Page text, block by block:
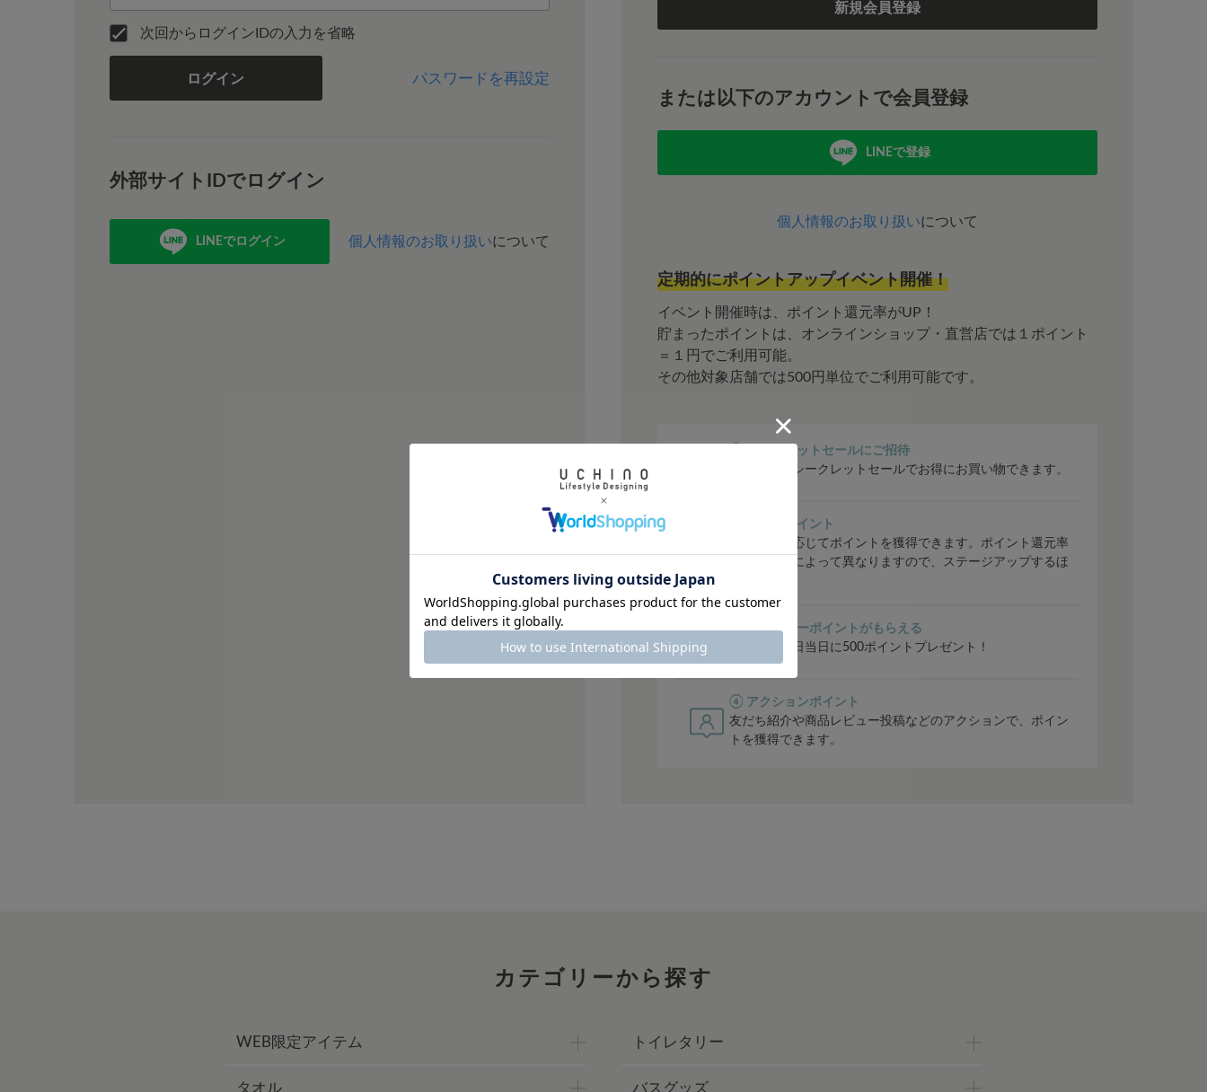
次回からログインIDの入力を省略
ログイン パスワードを再設定
外部サイトIDでログイン
LINEでログイン 個人情報のお取り扱いについて
新規会員登録
または以下のアカウントで会員登録
LINEで登録
個人情報のお取り扱いについて
定期的にポイントアップイベント開催！
イベント開催時は、ポイント還元率がUP！
貯まったポイントは、オンラインショップ・直営店では１ポイント
＝１円でご利用可能。
その他対象店舗では500円単位でご利用可能です。
① シークレットセールにご招待
会員限定のシークレットセールでお得にお買い物できます。
② ご購入ポイント
購入金額に応じてポイントを獲得できます。ポイント還元率
はステージによって異なりますので、ステージアップするほ
③ バースデーポイントがもらえる
毎年お誕生日当日に500ポイントプレゼント！
④ アクションポイント
友だち紹介や商品レビュー投稿などのアクションで、ポイン
トを獲得できます。
カテゴリーから探す
WEB限定アイテム
タオル
トイレタリー
バスグッズ